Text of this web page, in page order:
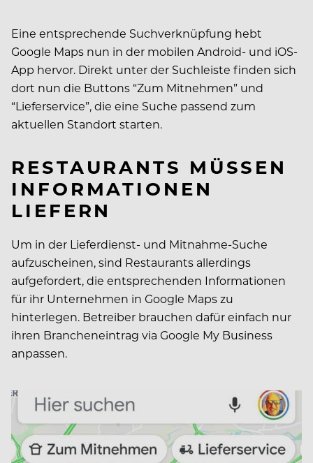
Eine entsprechende Suchverknüpfung hebt
Google Maps nun in der mobilen Android- und iOS-
App hervor. Direkt unter der Suchleiste finden sich
dort nun die Buttons “Zum Mitnehmen” und
“Lieferservice”, die eine Suche passend zum
aktuellen Standort starten.
RESTAURANTS MÜSSEN
INFORMATIONEN
LIEFERN
Um in der Lieferdienst- und Mitnahme-Suche
aufzuscheinen, sind Restaurants allerdings
aufgefordert, die entsprechenden Informationen
für ihr Unternehmen in Google Maps zu
hinterlegen. Betreiber brauchen dafür einfach nur
ihren Brancheneintrag via Google My Business
anpassen.